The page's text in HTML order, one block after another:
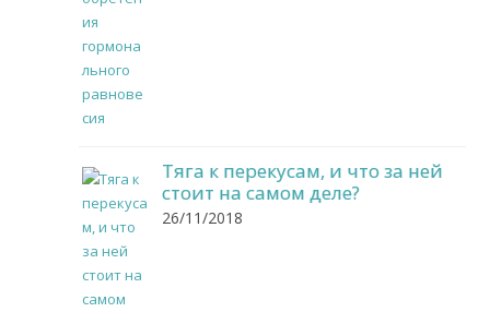
Тяга к перекусам, и что за ней
стоит на самом деле?
26/11/2018